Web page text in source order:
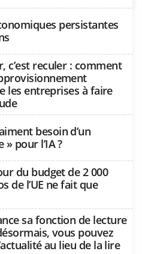
persistantes
c’est reculer : comment
les entreprises à faire
besoin d’un
pour l’IA ?
du budget de 2 000
de l’UE ne fait que
sa fonction de lecture
vous pouvez
au lieu de la lire